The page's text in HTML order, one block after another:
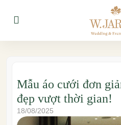
Mẫu áo cưới đơn
đẹp vượt thời gian!
18/08/2025